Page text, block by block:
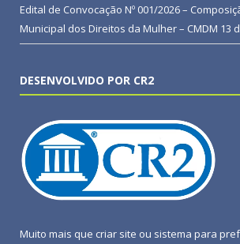
Edital de Convocação Nº 001/2026 –
Municipal dos Direitos da Mulher – CMDM 13
DESENVOLVIDO POR CR2
Muito mais que criar site ou sistema para